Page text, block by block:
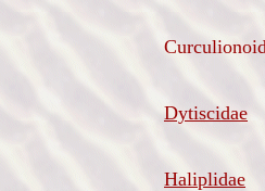
Dytiscidae
Haliplidae